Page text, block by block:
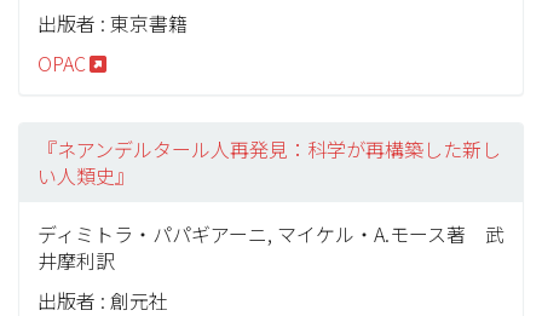
出版者 : 東京書籍
OPAC
『ネアンデルタール人再発見：科学が再構築した新し
い人類史』
ディミトラ・パパギアーニ, マイケル・A.モース著 武
井摩利訳
出版者 : 創元社